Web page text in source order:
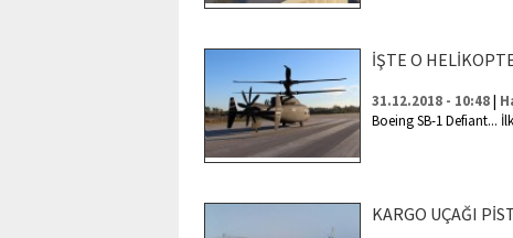
İŞTE O
31.12.2018 - 10:48|
Boeing SB-1 Defiant...
KARGO UÇAĞI